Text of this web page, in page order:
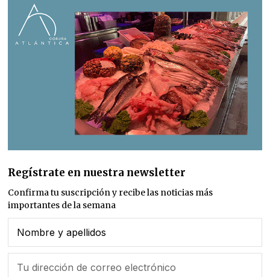
Regístrate en nuestra newsletter
Confirma tu suscripción y recibe las noticias más
importantes de la semana